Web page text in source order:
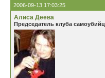
2006-09-13 17:03:25
Алиса Деева
Председатель клуба самоубийц